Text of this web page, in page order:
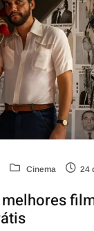
Cinema 24
melhores